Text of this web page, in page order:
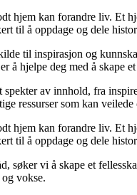
hjem kan forandre liv. Et
til å oppdage og dele
til inspirasjon og
å hjelpe deg med å skape
av innhold, fra
ressurser som kan
hjem kan forandre liv. Et
til å oppdage og dele
søker vi å skape et
vokse.